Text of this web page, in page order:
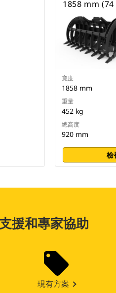
1858 mm
寬度
1858 mm
重量
452 kg
總高度
920 mm
檢
援和專家協助
現有方案